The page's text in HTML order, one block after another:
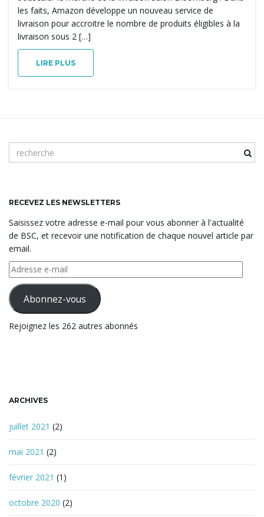
les faits, Amazon développe un nouveau service de
livraison pour accroitre le nombre de produits éligibles à la
livraison sous 2 […]
LIRE PLUS
o
l
d
e
r
e
c
h
e
c
RECEVEZ LES NEWSLETTERS
Saisissez votre adresse e-mail pour vous abonner à l'actualité
de BSC, et recevoir une notification de chaque nouvel article par
email.
Adresse
e-
mailAbonnez-vous
Rejoignez les 262 autres abonnés
ARCHIVES
juillet 2021 (2)
mai 2021 (2)
février 2021 (1)
octobre 2020 (2)